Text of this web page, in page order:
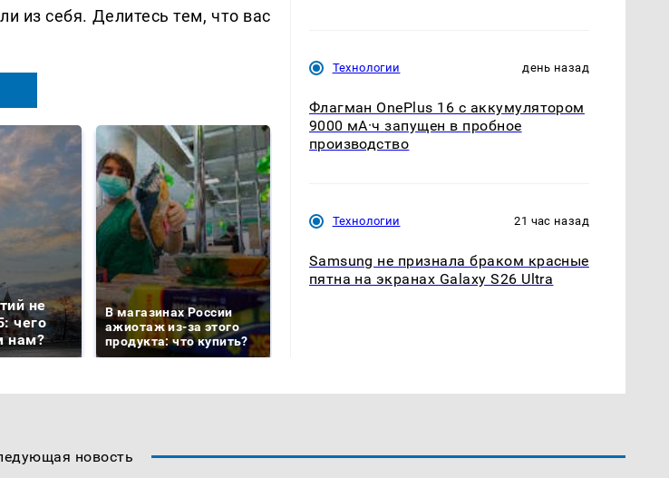
из себя. Делитеcь тем, что вас
не
чего
нам?
В магазинах России
ажиотаж из-за этого
продукта: что купить?
СМИ: В Химках на
Технологии день назад
Флагман OnePlus 16 с аккумулятором
9000 мА·ч запущен в пробное
производство
Технологии 21 час назад
Samsung не признала браком красные
пятна на экранах Galaxy S26 Ultra
новость